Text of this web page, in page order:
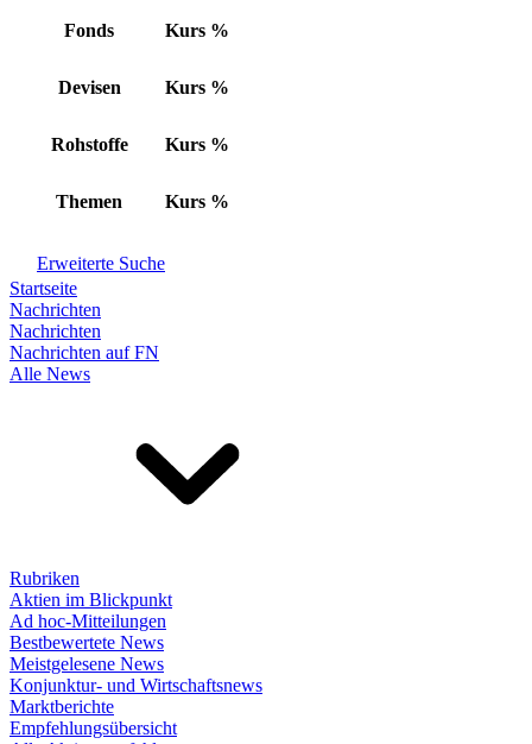
Fonds Kurs %
Devisen Kurs %
Rohstoffe Kurs %
Themen Kurs %
Erweiterte Suche
Startseite
Nachrichten
Nachrichten
Nachrichten auf FN
Alle News
Rubriken
Aktien im Blickpunkt
Ad hoc-Mitteilungen
Bestbewertete News
Meistgelesene News
Konjunktur- und Wirtschaftsnews
Marktberichte
Empfehlungsübersicht